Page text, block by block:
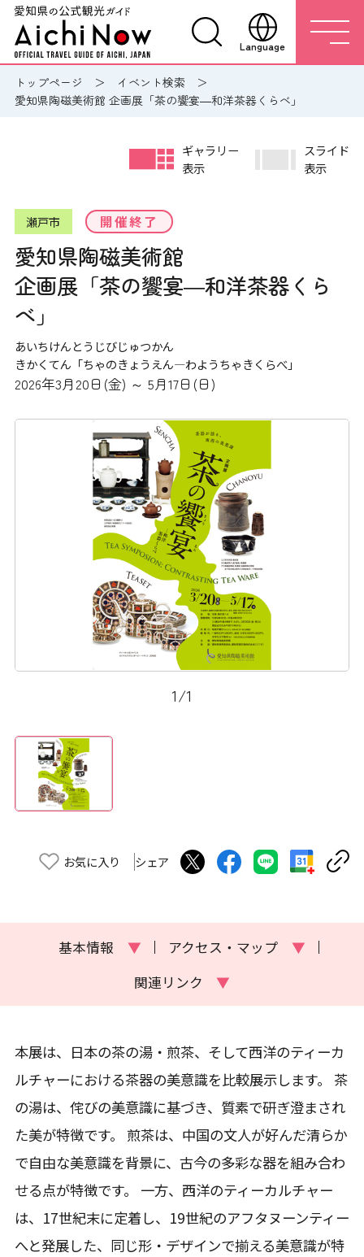
Language
トップページ
イベント検索
愛知県陶磁美術館 企画展「茶の饗宴―和洋茶器くらべ」
瀬戸市 開催終了
愛知県陶磁美術館
企画展「茶の饗宴―和洋茶器くら
べ」
あいちけんとうじびじゅつかん
きかくてん「ちゃのきょうえん―わようちゃきくらべ」
2026年3月20日(金) ～ 5月17日(日)
ギャラリー
表示
スライド
表示
1/1
お気に入り シェア
基本情報 ▼ アクセス・マップ
▼
関連リンク
▼
本展は、日本の茶の湯・煎茶、そして西洋のティーカ
ルチャーにおける茶器の美意識を比較展示します。 茶
の湯は、侘びの美意識に基づき、質素で研ぎ澄まされ
た美が特徴です。 煎茶は、中国の文人が好んだ清らか
で自由な美意識を背景に、古今の多彩な器を組み合わ
せる点が特徴です。 一方、西洋のティーカルチャー
は、17世紀末に定着し、19世紀のアフタヌーンティー
へと発展した、同じ形・デザインで揃える美意識が特